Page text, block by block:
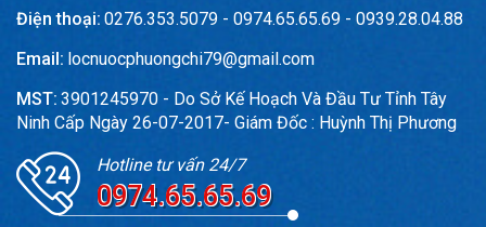
Điện thoại: 0276.353.5079 - 0974.65.65.69 - 0939.28.04.88
Email: locnuocphuongchi79@gmail.com
MST: 3901245970 - Do Sở Kế Hoạch Và Đầu Tư Tỉnh Tây
Ninh Cấp Ngày 26-07-2017- Giám Đốc : Huỳnh Thị Phương
Hotline tư vấn 24/7
0974.65.65.69